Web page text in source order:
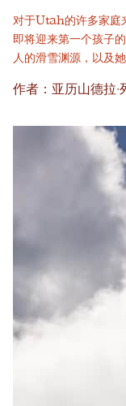
对于Utah的许多家庭
即将迎来第一个孩子
人的滑雪渊源，以及
作者：亚历山德拉·